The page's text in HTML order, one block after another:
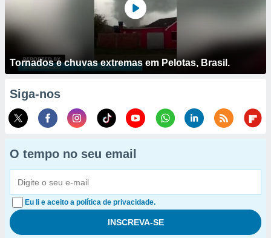
Tornados e chuvas extremas em Pelotas, Brasil.
Siga-nos
O tempo no seu email
Eu li e aceito a política de privacidade.